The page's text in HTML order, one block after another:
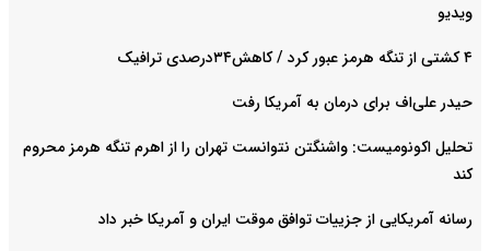
ویدیو
۴ کشتی از تنگه هرمز عبور کرد / کاهش۳۴درصدی ترافیک
حیدر علی‌اف برای درمان به آمریکا رفت
تحلیل اکونومیست: واشنگتن نتوانست تهران را از اهرم تنگه هرمز محروم
کند
رسانه آمریکایی از جزییات توافق موقت ایران و آمریکا خبر داد